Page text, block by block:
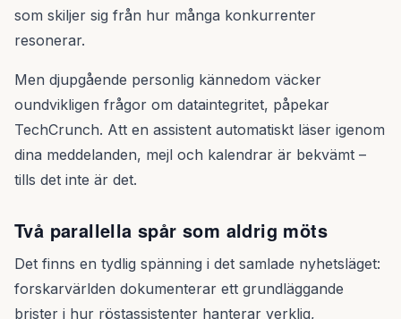
som skiljer sig från hur många konkurrenter
resonerar.
Men djupgående personlig kännedom väcker
oundvikligen frågor om dataintegritet, påpekar
TechCrunch. Att en assistent automatiskt läser igenom
dina meddelanden, mejl och kalendrar är bekvämt –
tills det inte är det.
Två parallella spår som aldrig möts
Det finns en tydlig spänning i det samlade nyhetsläget:
forskarvärlden dokumenterar ett grundläggande
brister i hur röstassistenter hanterar verklig,